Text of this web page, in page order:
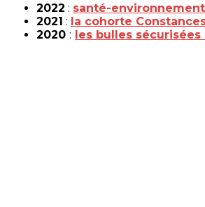
2022 : santé-environnement
2021 : la cohorte
2020 : les bulles sécurisées